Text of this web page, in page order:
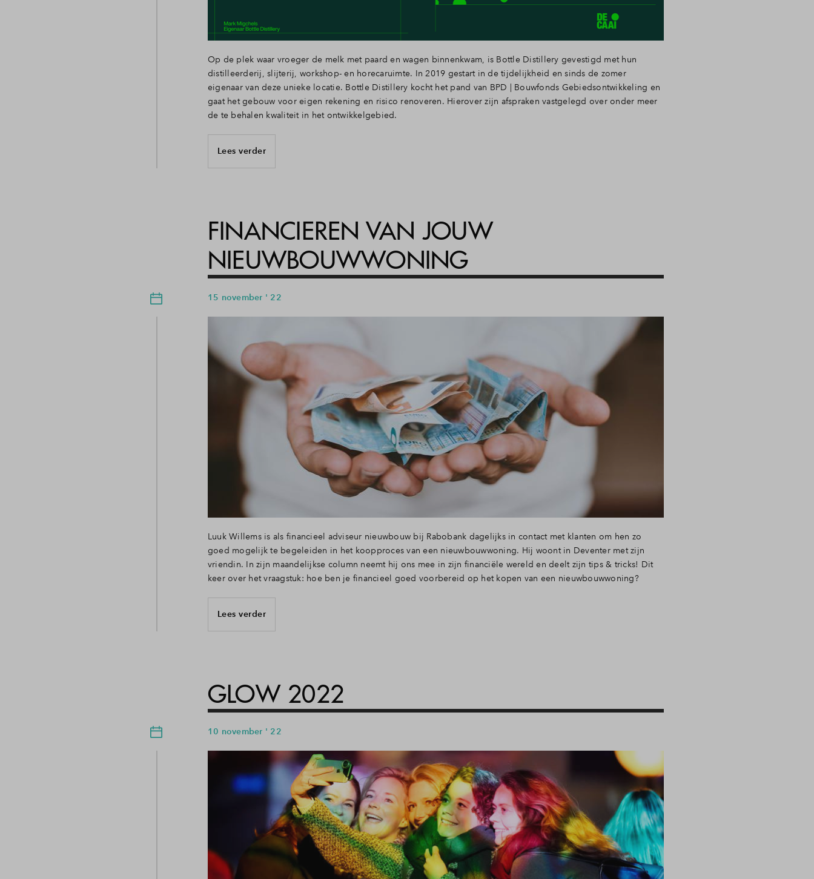
Op de plek waar vroeger de melk met paard en wagen binnenkwam, is Bottle Distillery gevestigd met hun
distilleerderij, slijterij, workshop- en horecaruimte. In 2019 gestart in de tijdelijkheid en sinds de zomer
eigenaar van deze unieke locatie. Bottle Distillery kocht het pand van BPD | Bouwfonds Gebiedsontwikkeling en
gaat het gebouw voor eigen rekening en risico renoveren. Hierover zijn afspraken vastgelegd over onder meer
de te behalen kwaliteit in het ontwikkelgebied.
Lees verder
FINANCIEREN VAN JOUW
NIEUWBOUWWONING
15 november ' 22
Luuk Willems is als financieel adviseur nieuwbouw bij Rabobank dagelijks in contact met klanten om hen zo
goed mogelijk te begeleiden in het koopproces van een nieuwbouwwoning. Hij woont in Deventer met zijn
vriendin. In zijn maandelijkse column neemt hij ons mee in zijn financiële wereld en deelt zijn tips & tricks! Dit
keer over het vraagstuk: hoe ben je financieel goed voorbereid op het kopen van een nieuwbouwwoning?
Lees verder
GLOW 2022
10 november ' 22